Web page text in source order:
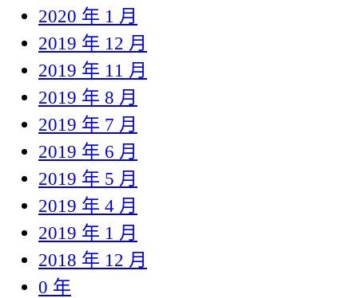
2020 年 1 月
2019 年 12 月
2019 年 11 月
2019 年 8 月
2019 年 7 月
2019 年 6 月
2019 年 5 月
2019 年 4 月
2019 年 1 月
2018 年 12 月
0 年